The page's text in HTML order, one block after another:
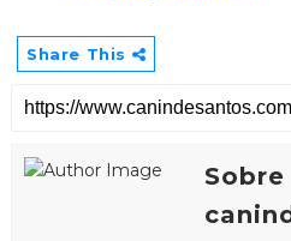
Share This
Sobre